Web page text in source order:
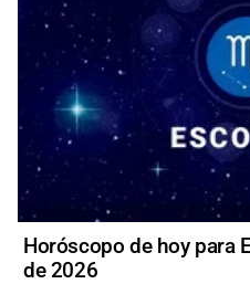
Horóscopo de hoy para
de 2026